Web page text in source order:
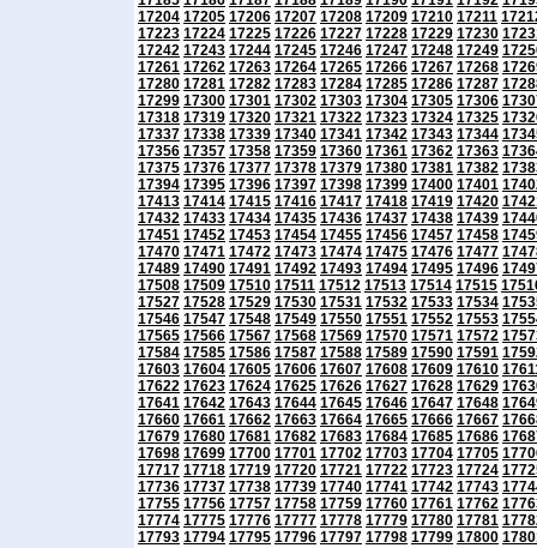
17204 17205 17206 17207 17208 17209 17210 17211
17223 17224 17225 17226 17227 17228 17229 17230
17242 17243 17244 17245 17246 17247 17248 17249
17261 17262 17263 17264 17265 17266 17267 17268
17280 17281 17282 17283 17284 17285 17286 17287
17299 17300 17301 17302 17303 17304 17305 17306
17318 17319 17320 17321 17322 17323 17324 17325
17337 17338 17339 17340 17341 17342 17343 17344
17356 17357 17358 17359 17360 17361 17362 17363
17375 17376 17377 17378 17379 17380 17381 17382
17394 17395 17396 17397 17398 17399 17400 17401
17413 17414 17415 17416 17417 17418 17419 17420
17432 17433 17434 17435 17436 17437 17438 17439
17451 17452 17453 17454 17455 17456 17457 17458
17470 17471 17472 17473 17474 17475 17476 17477
17489 17490 17491 17492 17493 17494 17495 17496
17508 17509 17510 17511 17512 17513 17514 17515
17527 17528 17529 17530 17531 17532 17533 17534
17546 17547 17548 17549 17550 17551 17552 17553
17565 17566 17567 17568 17569 17570 17571 17572
17584 17585 17586 17587 17588 17589 17590 17591
17603 17604 17605 17606 17607 17608 17609 17610
17622 17623 17624 17625 17626 17627 17628 17629
17641 17642 17643 17644 17645 17646 17647 17648
17660 17661 17662 17663 17664 17665 17666 17667
17679 17680 17681 17682 17683 17684 17685 17686
17698 17699 17700 17701 17702 17703 17704 17705
17717 17718 17719 17720 17721 17722 17723 17724
17736 17737 17738 17739 17740 17741 17742 17743
17755 17756 17757 17758 17759 17760 17761 17762
17774 17775 17776 17777 17778 17779 17780 17781
17793 17794 17795 17796 17797 17798 17799 17800